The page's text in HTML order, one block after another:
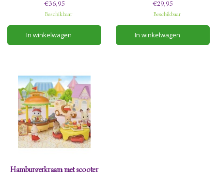
verkleedkleding en accessoires
om mee te lopen in de Pretpark
Parade van Sylvanian Land.
€36,95
Beschikbaar
In winkelwagen
set bevat een leuke blauwe
trein met Baby Woestijn vos.
€29,95
Beschikbaar
In winkelwagen
Hamburgerkraam met scooter